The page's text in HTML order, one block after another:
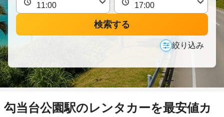
検索する
絞り込み
勾当台公園駅のレンタカーを最安値カ